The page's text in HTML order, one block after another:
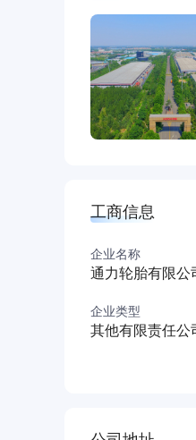
华勤集团作为国
中短途、矿山等
速发展的需要，
工商信息
企业名称
通力轮胎有限公
企业类型
其他有限责任公